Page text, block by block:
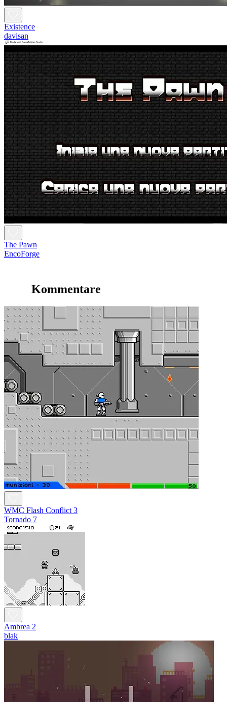
Existence
davisan
The Pawn
EncoForge
Kommentare
WMC Flash Conflict 3
Tornado 7
Ambrea 2
blak